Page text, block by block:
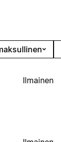
Ilmainen